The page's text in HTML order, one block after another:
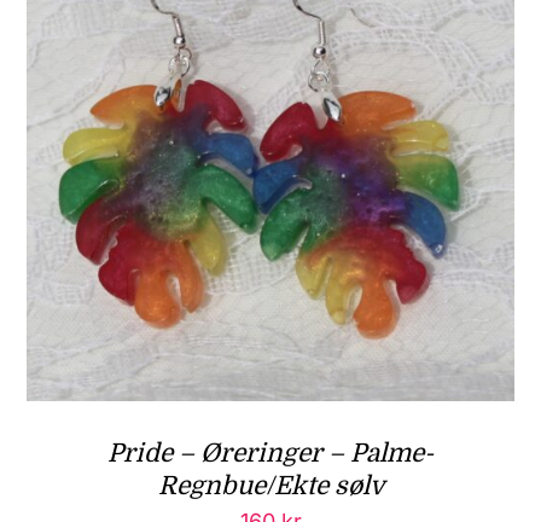
Pride – Øreringer – Palme-
Regnbue/Ekte sølv